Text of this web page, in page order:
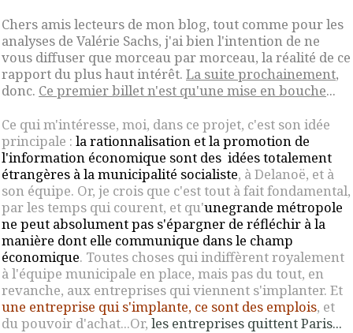
Chers amis lecteurs de mon blog, tout comme pour les
analyses de Valérie Sachs, j'ai bien l'intention de ne
vous diffuser que morceau par morceau, la réalité de ce
rapport du plus haut intérêt. La suite prochainement,
donc. Ce premier billet n'est qu'une mise en bouche...
Ce qui m'intéresse, moi, dans ce projet, c'est son idée
principale : la rationnalisation et la promotion de
l'information économique sont des idées totalement
étrangères à la municipalité socialiste, à Delanoë, et à
son équipe. Or, je crois que c'est tout à fait fondamental,
par les temps qui courent, et qu'unegrande métropole
ne peut absolument pas s'épargner de réfléchir à la
manière dont elle communique dans le champ
économique. Toutes choses qui indiffèrent royalement
à l'équipe municipale en place, mais pas du tout, en
revanche, aux entreprises qui viennent s'implanter. Et
une entreprise qui s'implante, ce sont des emplois, et
du pouvoir d'achat...Or, les entreprises quittent Paris...